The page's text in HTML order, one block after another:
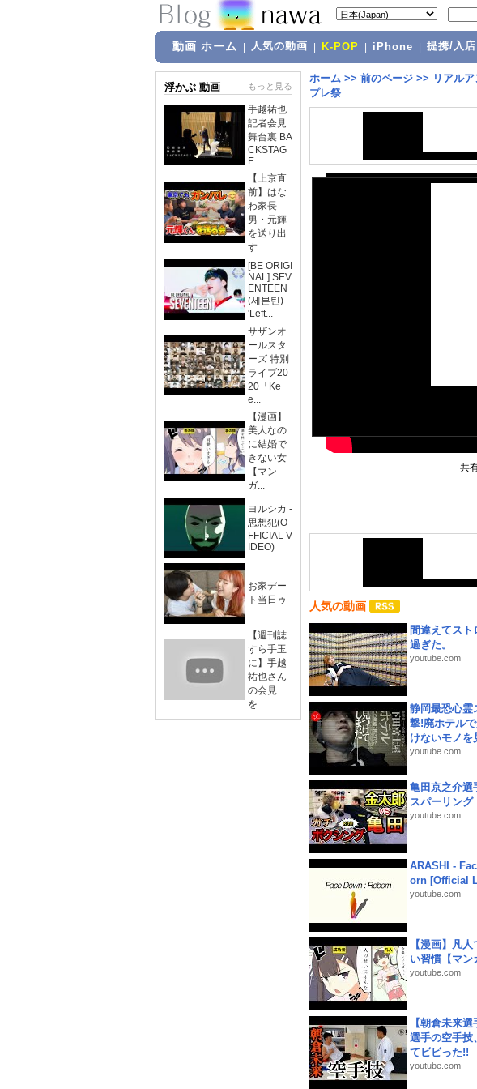
動画 ホーム 人気の動画 K-POP iPhone 提携/入店
浮かぶ 動画 もっと見る
手越祐也
記者会見
舞台裏 BA
CKSTAG
E
【上京直
前】はな
わ家長
男・元輝
を送り出
す...
[BE ORIGI
NAL] SEV
ENTEEN
(세븐틴)
'Left...
サザンオ
ールスタ
ーズ 特別
ライブ20
20「Ke
e...
【漫画】
美人なの
に結婚で
きない女
【マン
ガ...
ヨルシカ -
思想犯(O
FFICIAL V
IDEO)
お家デー
ト当日ゥ
【週刊誌
すら手玉
に】手越
祐也さん
の会見
を...
ホーム >> 前のページ >> リアル
プレ祭
共
人気の動画
間違えてス
過ぎた。
youtube.com
静岡最恐心霊
撃!廃ホテル
けないモノを
youtube.com
亀田京之介選
スパーリング
youtube.com
ARASHI -
orn [Official
youtube.com
【漫画】凡
い習慣【マン
youtube.com
【朝倉未来
選手の空手技
てビビった!!
youtube.com